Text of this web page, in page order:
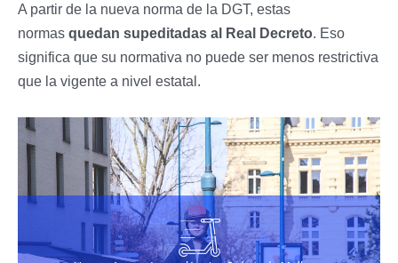
A partir de la nueva norma de la DGT, estas
normas quedan supeditadas al Real Decreto. Eso
significa que su normativa no puede ser menos restrictiva
que la vigente a nivel estatal.